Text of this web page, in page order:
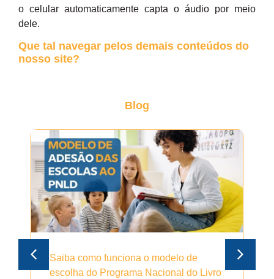
o celular automaticamente capta o áudio por meio
dele.
Que tal navegar pelos demais conteúdos do
nosso site?
Blog
Saiba como funciona o modelo de
escolha do Programa Nacional do Livro